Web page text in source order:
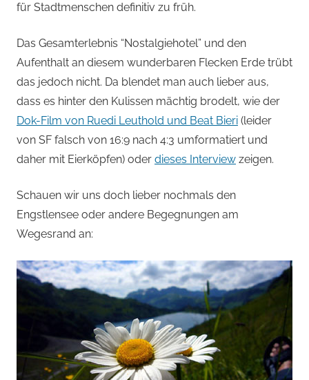
für Stadtmenschen definitiv zu früh.
Das Gesamterlebnis “Nostalgiehotel” und den
Aufenthalt an diesem wunderbaren Flecken Erde trübt
das jedoch nicht. Da blendet man auch lieber aus,
dass es hinter den Kulissen mächtig brodelt, wie der
Dok-Film von Ruedi Leuthold und Beat Bieri (leider
von SF falsch von 16:9 nach 4:3 umformatiert und
daher mit Eierköpfen) oder dieses Interview zeigen.
Schauen wir uns doch lieber nochmals den
Engstlensee oder andere Begegnungen am
Wegesrand an: